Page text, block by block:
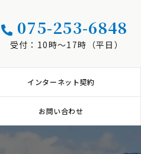
075-253-6848
受付：10時～17時（平日）
インターネット契約
お問い合わせ